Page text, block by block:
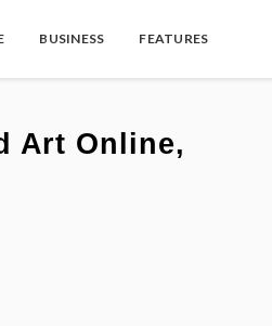
BUSINESS FEATURES
Art Online,